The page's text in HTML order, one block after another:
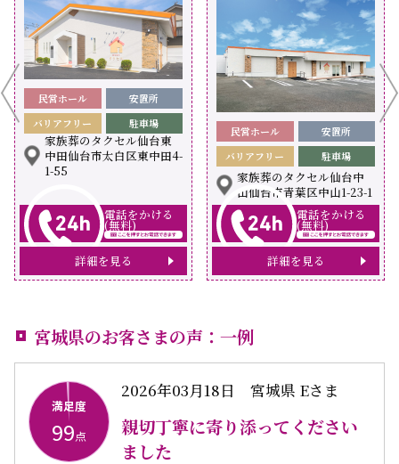
民営ホール
安置所
バリアフリー
駐車場
家族葬のタクセル仙台東
中田仙台市太白区東中田4-
1-55
電話をかける
(無料)
詳細を見る
民営ホール
安置所
バリアフリー
駐車場
家族葬のタクセル仙台中
山仙台市青葉区中山1-23-1
電話をかける
(無料)
詳細を見る
宮城県のお客さまの声：一例
満足度
99点
2026年03月18日宮城県 Eさま
親切丁寧に寄り添ってください
ました